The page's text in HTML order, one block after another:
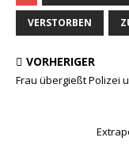
VERSTORBEN
VORHERIGER
Frau übergießt Polizei